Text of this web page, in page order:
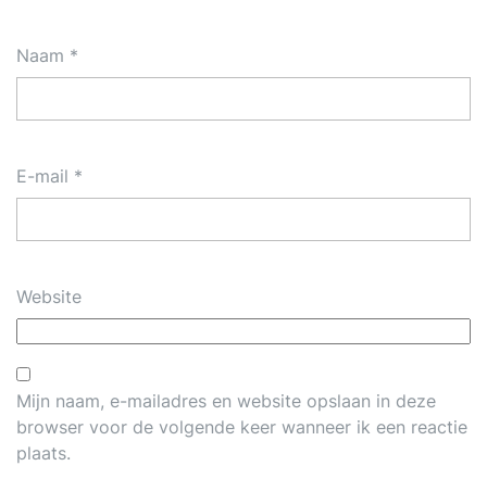
Naam *
E-mail *
Website
Mijn naam, e-mailadres en website opslaan in deze
browser voor de volgende keer wanneer ik een reactie
plaats.